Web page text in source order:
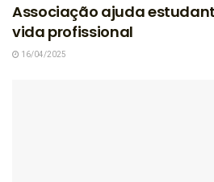
Associação ajuda
vida profissional
16/04/2025